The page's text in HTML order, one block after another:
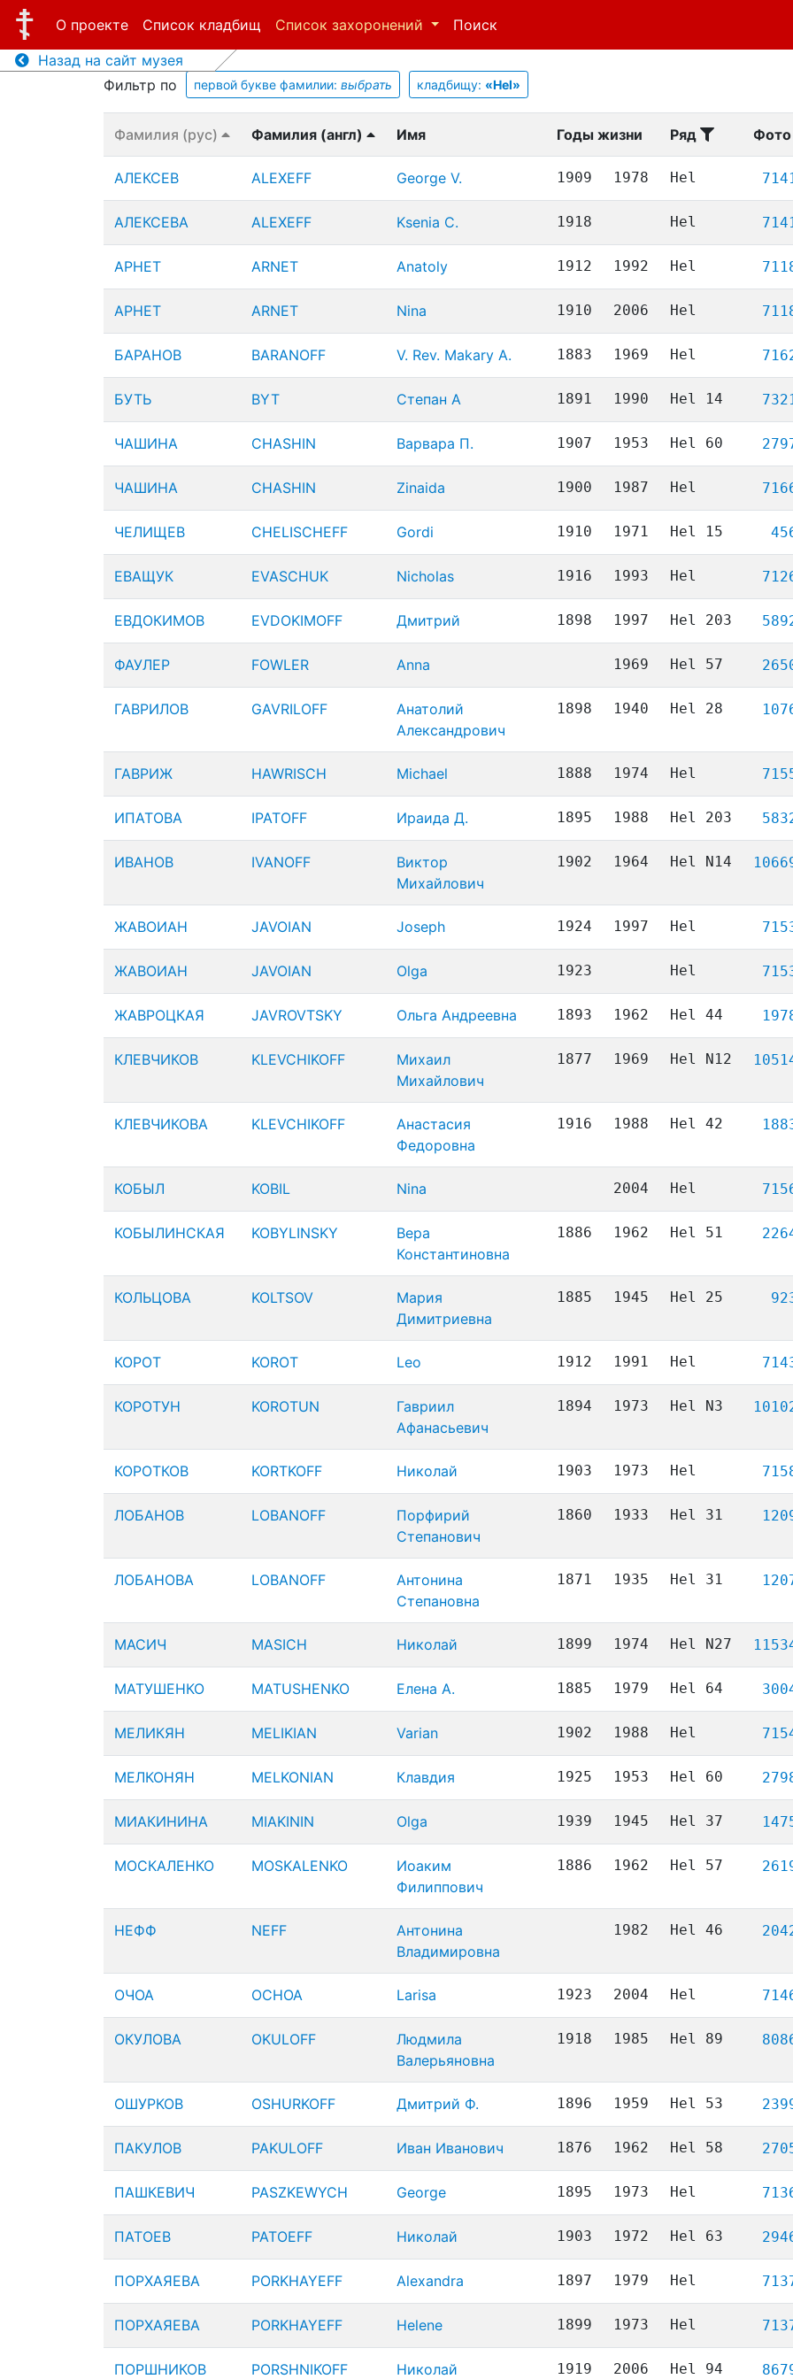
О проекте Список кладбищ Список захоронений Поиск
Назад на сайт музея
Фильтр по
первой букве фамилии: выбрать кладбищу: «Hel»
Фамилия (рус) Фамилия (англ) Имя Годы жизни Ряд Фото
АЛЕКСЕВ ALEXEFF George V. 1909 1978 Hel
АЛЕКСЕВА ALEXEFF Ksenia C. 1918 Hel
АРНЕТ ARNET Anatoly 1912 1992 Hel
АРНЕТ ARNET Nina 1910 2006 Hel
БАРАНОВ BARANOFF V. Rev. Makary A. 1883 1969 Hel
БУТЬ BYT Степан А 1891 1990 Hel 14
ЧАШИНА CHASHIN Варвара П. 1907 1953 Hel 60
ЧАШИНА CHASHIN Zinaida 1900 1987 Hel
ЧЕЛИЩЕВ CHELISCHEFF Gordi 1910 1971 Hel 15
ЕВАЩУК EVASCHUK Nicholas 1916 1993 Hel
ЕВДОКИМОВ EVDOKIMOFF Дмитрий 1898 1997 Hel 203
ФАУЛЕР FOWLER Anna 1969 Hel 57
ГАВРИЛОВ GAVRILOFF
Анатолий
Александрович
1898 1940 Hel 28
ГАВРИЖ HAWRISCH Michael 1888 1974 Hel
ИПАТОВА IPATOFF Ираида Д. 1895 1988 Hel 203
ИВАНОВ IVANOFF
Виктор
Михайлович
1902 1964 Hel N14
ЖАВОИАН JAVOIAN Joseph 1924 1997 Hel
ЖАВОИАН JAVOIAN Olga 1923 Hel
ЖАВРОЦКАЯ JAVROVTSKY Ольга Андреевна 1893 1962 Hel 44
КЛЕВЧИКОВ KLEVCHIKOFF
Михаил
Михайлович
1877 1969 Hel N12
КЛЕВЧИКОВА KLEVCHIKOFF
Анастасия
Федоровна
1916 1988 Hel 42
КОБЫЛ KOBIL Nina 2004 Hel
КОБЫЛИНСКАЯ KOBYLINSKY
Вера
Константиновна
1886 1962 Hel 51
КОЛЬЦОВА KOLTSOV
Мария
Димитриевна
1885 1945 Hel 25
КОРОТ KOROT Leo 1912 1991 Hel
КОРОТУН KOROTUN
Гавриил
Афанасьевич
1894 1973 Hel N3
КОРОТКОВ KORTKOFF Николай 1903 1973 Hel
ЛОБАНОВ LOBANOFF
Порфирий
Степанович
1860 1933 Hel 31
ЛОБАНОВА LOBANOFF
Антонина
Степановна
1871 1935 Hel 31
МАСИЧ MASICH Николай 1899 1974 Hel N27
МАТУШЕНКО MATUSHENKO Елена А. 1885 1979 Hel 64
МЕЛИКЯН MELIKIAN Varian 1902 1988 Hel
МЕЛКОНЯН MELKONIAN Клавдия 1925 1953 Hel 60
МИАКИНИНА MIAKININ Olga 1939 1945 Hel 37
МОСКАЛЕНКО MOSKALENKO
Иоаким
Филиппович
1886 1962 Hel 57
НЕФФ NEFF
Антонина
Владимировна
1982 Hel 46
ОЧОА OCHOA Larisa 1923 2004 Hel
ОКУЛОВА OKULOFF
Людмила
Валерьяновна
1918 1985 Hel 89
ОШУРКОВ OSHURKOFF Дмитрий Ф. 1896 1959 Hel 53
ПАКУЛОВ PAKULOFF Иван Иванович 1876 1962 Hel 58
ПАШКЕВИЧ PASZKEWYCH George 1895 1973 Hel
ПАТОЕВ PATOEFF Николай 1903 1972 Hel 63
ПОРХАЯЕВА PORKHAYEFF Alexandra 1897 1979 Hel
ПОРХАЯЕВА PORKHAYEFF Helene 1899 1973 Hel
ПОРШНИКОВ PORSHNIKOFF Николай 1919 2006 Hel 94